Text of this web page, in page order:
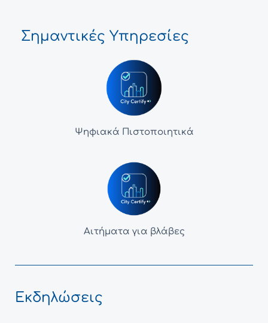
Σημαντικές Υπηρεσίες
Ψηφιακά Πιστοποιητικά
Αιτήματα για βλάβες
Εκδηλώσεις